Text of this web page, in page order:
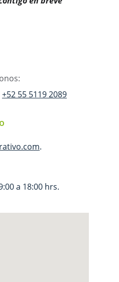
+52 55 5119 2089
.
a 18:00 hrs.